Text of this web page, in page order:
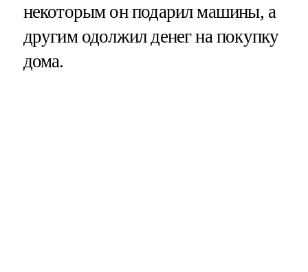
некоторым он подарил машины, а
другим одолжил денег на покупку
дома.